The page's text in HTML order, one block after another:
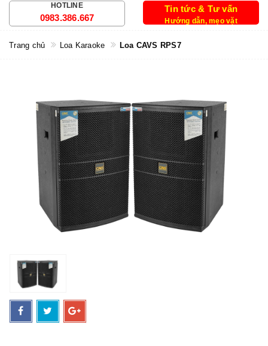
HOTLINE
0983.386.667
Tin tức & Tư vấn
Hướng dẫn, mẹo vặt
Trang chủ Loa Karaoke Loa CAVS RPS7